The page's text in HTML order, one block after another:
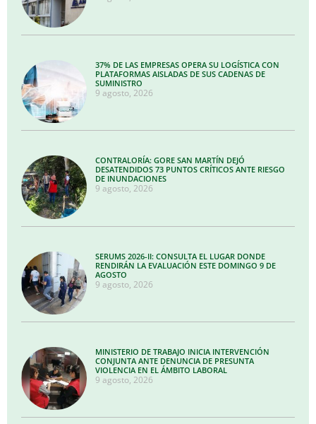
37% DE LAS EMPRESAS OPERA SU LOGÍSTICA CON
PLATAFORMAS AISLADAS DE SUS CADENAS DE
SUMINISTRO
9 agosto, 2026
CONTRALORÍA: GORE SAN MARTÍN DEJÓ
DESATENDIDOS 73 PUNTOS CRÍTICOS ANTE RIESGO
DE INUNDACIONES
9 agosto, 2026
SERUMS 2026-II: CONSULTA EL LUGAR DONDE
RENDIRÁN LA EVALUACIÓN ESTE DOMINGO 9 DE
AGOSTO
9 agosto, 2026
MINISTERIO DE TRABAJO INICIA INTERVENCIÓN
CONJUNTA ANTE DENUNCIA DE PRESUNTA
VIOLENCIA EN EL ÁMBITO LABORAL
9 agosto, 2026